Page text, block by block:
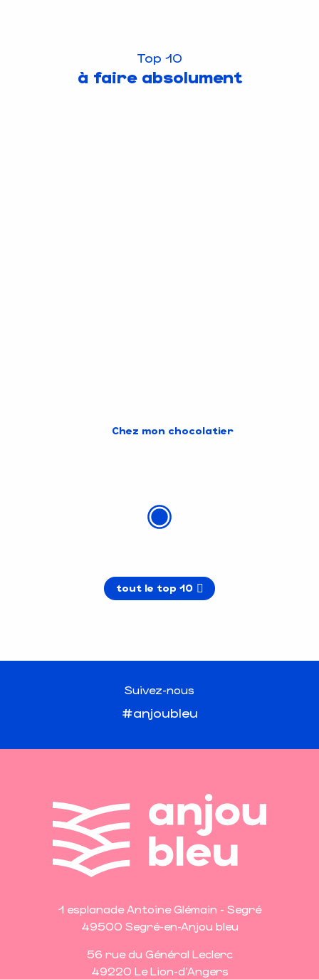
Top 10
à faire absolument
Chez mon chocolatier
tout le top 10
Suivez-nous
#anjoubleu
1 esplanade Antoine Glémain - Segré
49500 Segré-en-Anjou bleu
56 rue du Général Leclerc
49220 Le Lion-d'Angers